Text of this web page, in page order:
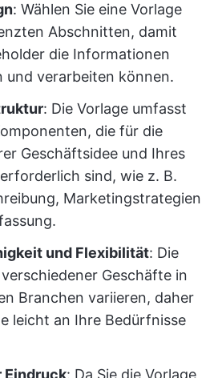
: Wählen Sie eine Vorlage
Abschnitten, damit
die Informationen
und verarbeiten können.
: Die Vorlage umfasst
die für die
Geschäftsidee und Ihres
sind, wie z. B.
Marketingstrategien
und Flexibilität: Die
Geschäfte in
Branchen variieren, daher
leicht an Ihre Bedürfnisse
Eindruck: Da Sie die Vorlage